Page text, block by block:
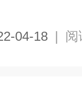
04-18 | 阅